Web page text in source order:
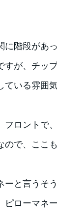
に階段があっ
すが、チッ
ている雰囲
フロントで
ので、ここ
ーと言うそ
ピローマネ